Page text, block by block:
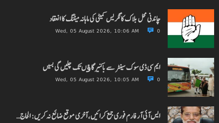
چاندنی محل بلاک کانگریس کمیٹی کی ماہانہ میٹنگ کا انعقاد
Wed, 05 August 2026, 10:06 AM 0
ایم سی ڈی سوک سینٹر سے باکنیر گاﺅں تک چلیں گی بسیں
Wed, 05 August 2026, 10:05 AM 0
ایس آئی آر فارم فوری جمع کرائیں، آخری موقع ضائع نہ کریں: الحاج…